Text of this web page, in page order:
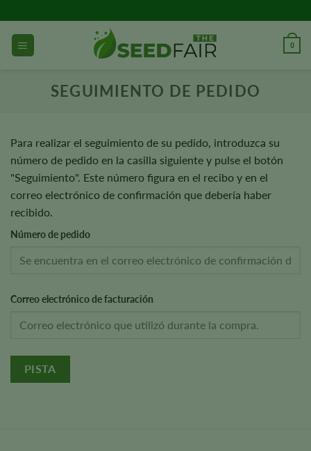
al
contenido
0
SEGUIMIENTO DE PEDIDO
Para realizar el seguimiento de su pedido, introduzca su
número de pedido en la casilla siguiente y pulse el botón
"Seguimiento". Este número figura en el recibo y en el
correo electrónico de confirmación que debería haber
recibido.
Número de pedido
Correo electrónico de facturación
PISTA